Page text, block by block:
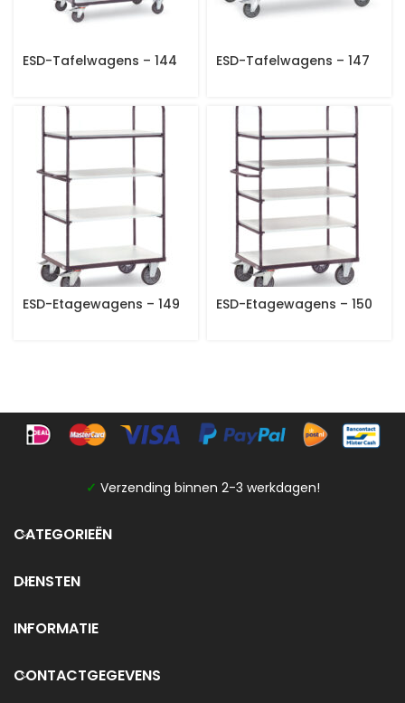
ESD-Tafelwagens – 144 ESD-Tafelwagens – 147
ESD-Etagewagens – 149 ESD-Etagewagens – 150
✓ Verzending binnen 2-3 werkdagen!
CATEGORIEËN
DIENSTEN
INFORMATIE
CONTACTGEGEVENS